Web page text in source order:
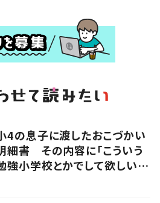
4の息子に渡したおこづかい
細書 その内容に「こういう
強小学校とかでして欲しい」